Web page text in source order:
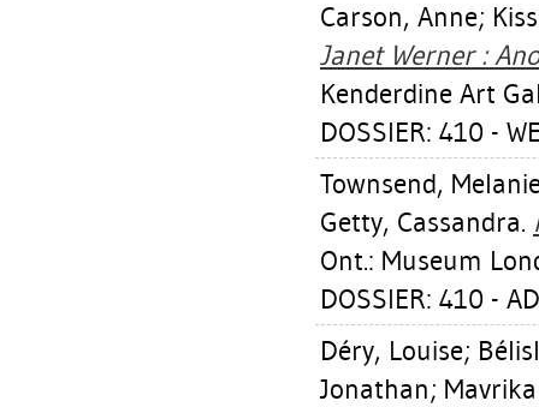
Carson, Anne;
Janet Werner :
Kenderdine Art
DOSSIER: 410 -
Townsend,
Getty, Cassandra.
Ont.: Museum
DOSSIER: 410 -
Déry, Louise;
Jonathan;